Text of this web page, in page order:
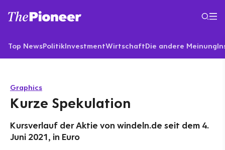
Top NewsPolitikInvestmentWirtschaftDie andere Meinung
Graphics
Kurze Spekulation
Kursverlauf der Aktie von windeln.​de seit dem 4.
Juni 2021, in Euro